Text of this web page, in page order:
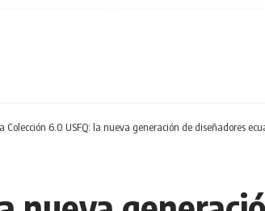
Colección 6.0 USFQ: la nueva generación de diseñadores